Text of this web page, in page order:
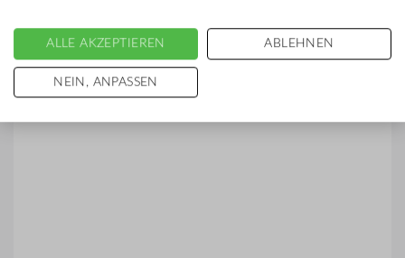
ALLE AKZEPTIEREN ABLEHNEN
NEIN, ANPASSEN